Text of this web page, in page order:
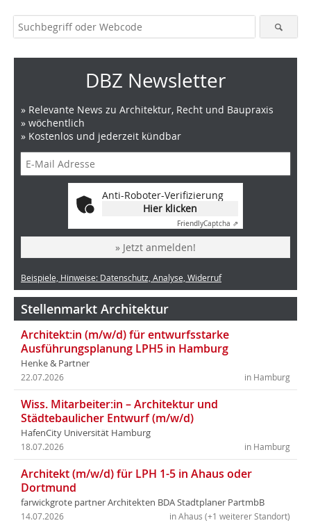
DBZ Newsletter
» Relevante News zu Architektur, Recht und Baupraxis
» wöchentlich
» Kostenlos und jederzeit kündbar
Anti-Roboter-Verifizierung
Hier klicken
FriendlyCaptcha ⇗
» Jetzt anmelden!
Beispiele, Hinweise: Datenschutz, Analyse, Widerruf
Stellenmarkt Architektur
Architekt:in (m/w/d) für entwurfsstarke
Ausführungsplanung LPH5 in Hamburg
Henke & Partner
in Hamburg
22.07.2026
Wiss. Mitarbeiter:in – Architektur und
Städtebaulicher Entwurf (m/w/d)
HafenCity Universität Hamburg
in Hamburg
18.07.2026
Architekt (m/w/d) für LPH 1-5 in Ahaus oder
Dortmund
farwickgrote partner Architekten BDA Stadtplaner PartmbB
in Ahaus (+1 weiterer Standort)
14.07.2026